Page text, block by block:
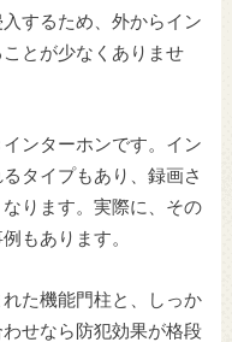
するため、外からイン
とが少なくありませ
ンターホンです。イン
タイプもあり、録画さ
ります。実際に、その
もあります。
た機能門柱と、しっか
せなら防犯効果が格段